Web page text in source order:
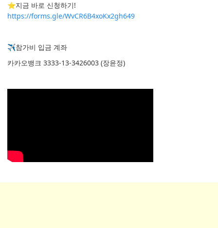
⭐지금 바로 신청하기!
https://forms.gle/WvCR6B4xoKx2gh649
✈참가비 입금 계좌
카카오뱅크 3333-13-3426003 (장윤정)